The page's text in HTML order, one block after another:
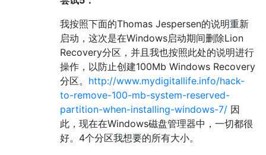
我按照下面的Thomas Jespersen的说明重新
启动，这次是在Windows启动期间删除Lion
Recovery分区，并且我也按照此处的说明进行
操作，以防止创建100Mb Windows Recovery
分区。 http://www.mydigitallife.info/hack-
to-remove-100-mb-system-reserved-
partition-when-installing-windows-7/ 因
此，现在在Windows磁盘管理器中，一切都很
好。4个分区我想要的所有大小。